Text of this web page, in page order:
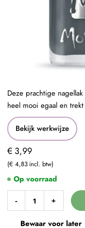
Bekijk werkwijze
€ 3,99
€ 4,83
- +
Bewaar voor later
Op voorraad
Deze prachtige
heel mooi egaal en